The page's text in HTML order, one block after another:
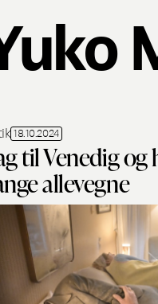
18.10.2024
til Venedig
allevegne